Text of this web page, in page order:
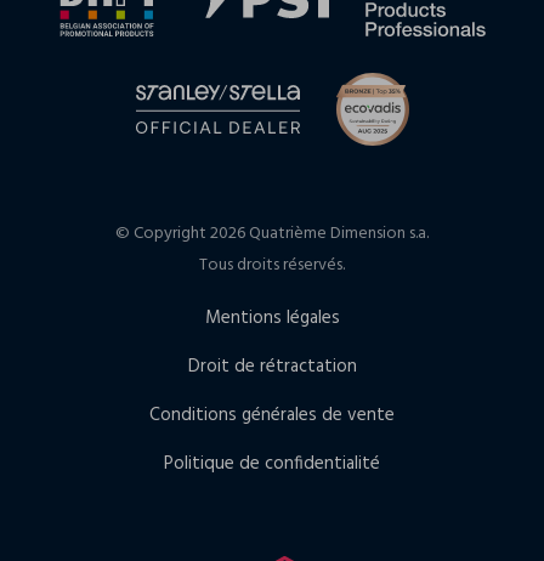
© Copyright 2026 Quatrième Dimension s.a.
Tous droits réservés.
Mentions légales
Droit de rétractation
Conditions générales de vente
Politique de confidentialité